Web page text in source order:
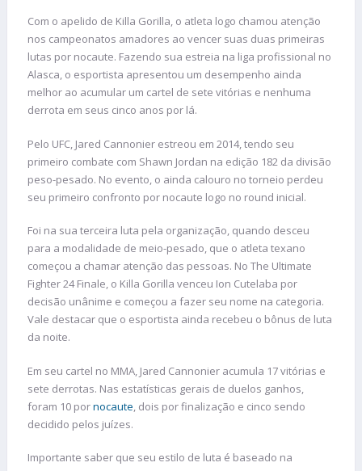
Com o apelido de Killa Gorilla, o atleta logo chamou atenção
nos campeonatos amadores ao vencer suas duas primeiras
lutas por nocaute. Fazendo sua estreia na liga profissional no
Alasca, o esportista apresentou um desempenho ainda
melhor ao acumular um cartel de sete vitórias e nenhuma
derrota em seus cinco anos por lá.
Pelo UFC, Jared Cannonier estreou em 2014, tendo seu
primeiro combate com Shawn Jordan na edição 182 da divisão
peso-pesado. No evento, o ainda calouro no torneio perdeu
seu primeiro confronto por nocaute logo no round inicial.
Foi na sua terceira luta pela organização, quando desceu
para a modalidade de meio-pesado, que o atleta texano
começou a chamar atenção das pessoas. No The Ultimate
Fighter 24 Finale, o Killa Gorilla venceu Ion Cutelaba por
decisão unânime e começou a fazer seu nome na categoria.
Vale destacar que o esportista ainda recebeu o bônus de luta
da noite.
Em seu cartel no MMA, Jared Cannonier acumula 17 vitórias e
sete derrotas. Nas estatísticas gerais de duelos ganhos,
foram 10 pornocaute, dois por finalização e cinco sendo
decidido pelos juízes.
Importante saber que seu estilo de luta é baseado na